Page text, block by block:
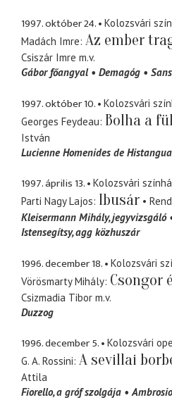
1997. október 24.
Kolozsvári
Madách Imre Az ember
Csiszár Imre m.v.
Gábor főangyal
Demagóg
1997. október 10.
Kolozsvári
Georges Feydeau Bolha a
István
Lucienne Homenides de Histangua
1997. április 13.
Kolozsvári
Parti Nagy Lajos Ibusár
Kleisermann Mihály jegyvizsgáló
Istensegítsy agg közhuszár
1996. december 18.
Kolozsvári
Vörösmarty Mihály Csongor
Csizmadia Tibor m.v.
Duzzog
1996. december 5.
Kolozsvári
G. A. Rossini A sevillai
Attila
Fiorello a gróf szolgája Ambrosio